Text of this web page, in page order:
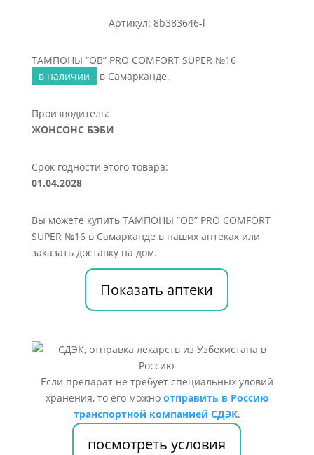
Артикул: 8b383646-l
ТАМПОНЫ “ОВ” PRO COMFORT SUPER №16
в наличии
в Самарканде.
Производитель:
ЖОНСОНС БЭБИ
Срок годности этого товара:
01.04.2028
Вы можете купить ТАМПОНЫ “ОВ” PRO COMFORT
SUPER №16 в Самарканде в наших аптеках или
заказать доставку на дом.
Показать аптеки
Если препарат не требует специальных уловий
хранения, то его можно отправить в Россию
транспортной компанией СДЭК.
посмотреть условия